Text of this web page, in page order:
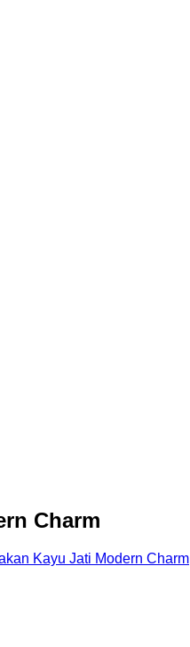
Charm
Kayu Jati Modern Charm